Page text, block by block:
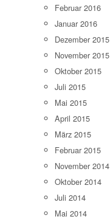
Februar 2016
Januar 2016
Dezember 2015
November 2015
Oktober 2015
Juli 2015
Mai 2015
April 2015
März 2015
Februar 2015
November 2014
Oktober 2014
Juli 2014
Mai 2014